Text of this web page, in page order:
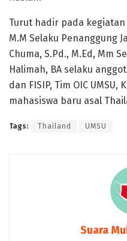
Turut hadir pada
M.M Selaku Penanggung
Chuma, S.Pd., M.Ed, Mm
Halimah, BA selaku
dan FISIP, Tim OIC UMSU,
mahasiswa baru asal
Tags: Thailand UMSU
Suara